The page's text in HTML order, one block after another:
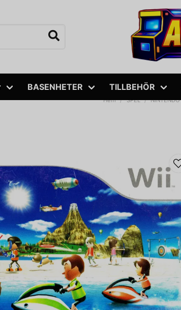
BASENHETER TILLBEHÖR
Hem SPEL NINTENDO